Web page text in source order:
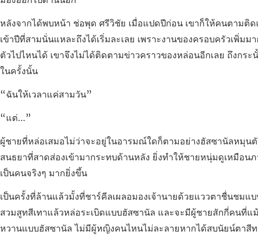
าปีที่สามนั่นแหละถึงได้เริ่มละเลย เพราะงานของครอบครัวเพิ่ม
ตัวไปไหน
้เวลาแค
ต่.
สนธยาที่สาดส่องเข้ามากระทบด้านหลัง ยิ่งทำ
สวมสูทสีเทาแล้วหล่อระเบิดแบบฮัสซานัล และจะมีผู้ชายสักกี่คนที่แ